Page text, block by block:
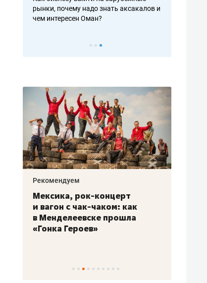
рынки, почему надо знать аксакалов и
чем интересен Оман?
Рекомендуем
Мексика, рок-концерт
и вагон с чак-чаком: как
в Менделеевске прошла
«Гонка Героев»